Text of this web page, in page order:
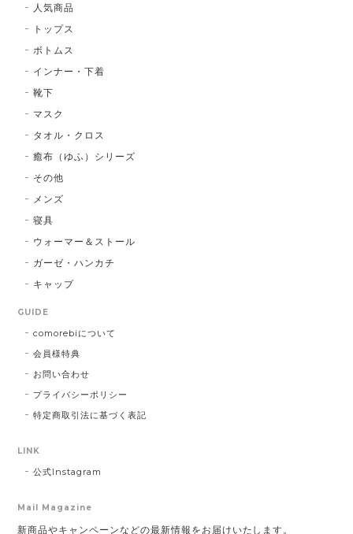
人気商品
トップス
ボトムス
インナー・下着
靴下
マスク
タオル・クロス
癒布（ゆふ）シリーズ
その他
メンズ
寝具
ウォーマー＆ストール
ガーゼ・ハンカチ
キャップ
GUIDE
comorebiについて
会員様特典
お問い合わせ
プライバシーポリシー
特定商取引法に基づく表記
LINK
公式Instagram
Mail Magazine
新商品やキャンペーンなどの最新情報をお届けいたします。